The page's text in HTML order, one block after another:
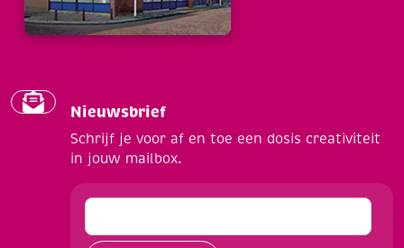
Nieuwsbrief
Schrijf je voor af en toe een dosis creativiteit
in jouw mailbox.